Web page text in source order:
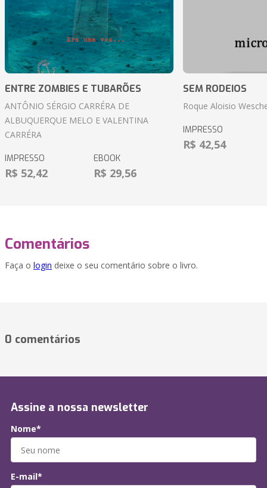
ENTRE ZOMBIES E TUBARÕES
ANTÔNIO SÉRGIO CARRÉRA DE
ALBUQUERQUE MELO E VALENTINA
CARRÉRA
IMPRESSO
R$ 52,42
EBOOK
R$ 29,56
SEM RODEIOS
Roque Aloisio
IMPRESSO
R$ 42,54
Comentários
Faça o login deixe o seu comentário sobre o livro.
0 comentários
Assine a nossa newsletter
Nome*
E-mail*